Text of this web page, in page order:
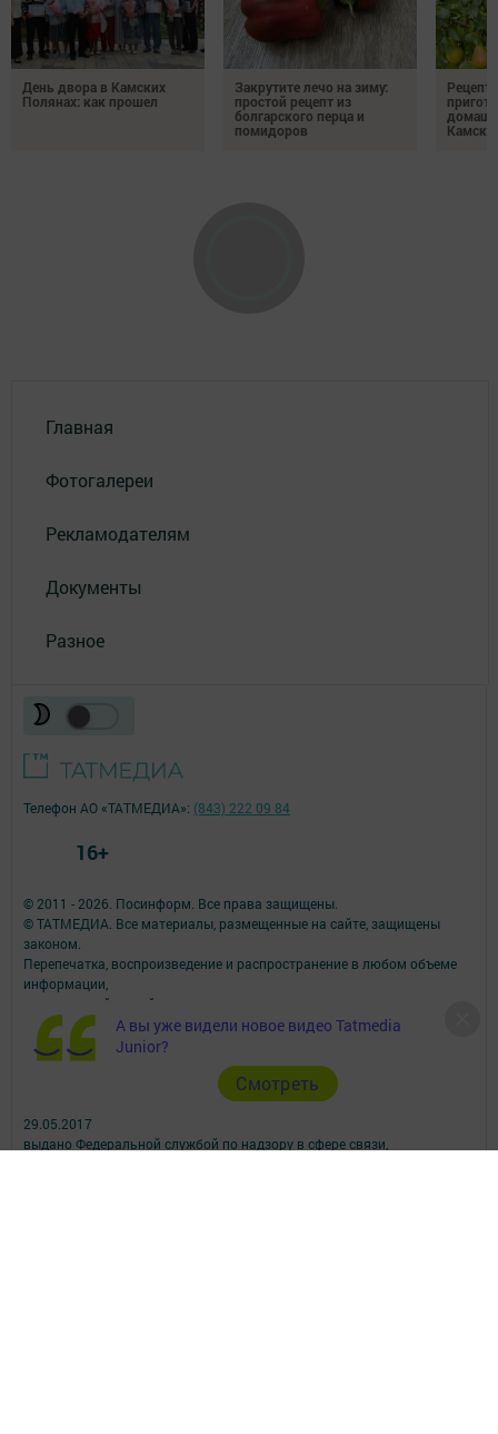
День двора в Камских
Полянах: как прошел
Закрутите лечо на зиму:
простой рецепт из
болгарского перца и
помидоров
Главная
Фотогалереи
Рекламодателям
Документы
Разное
А вы уже видели новое видео Tatmedia
Junior?
Cмотреть
© 2011 - 2026. Посинформ. Все права защищены.
© ТАТМЕДИА. Все материалы, размещенные на сайте, защищены
законом.
Перепечатка, воспроизведение и распространение в любом объеме
информации,
размещенной на сайте, возможна только с письменного согласия
редакций СМИ.
При поддержке Республиканского агентства по печати и массовым
коммуникациям.
Наименование СМИ: Посинформ
№ свидетельства о регистрации СМИ, дата: ЭЛ № ФС 77 - 69869 от
29.05.2017
выдано Федеральной службой по надзору в сфере связи,
Телефон АО «ТАТМЕДИА»: (843) 222 09 84
16+